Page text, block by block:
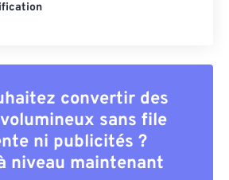
convertir des
sans file
ni publicités ?
niveau maintenant